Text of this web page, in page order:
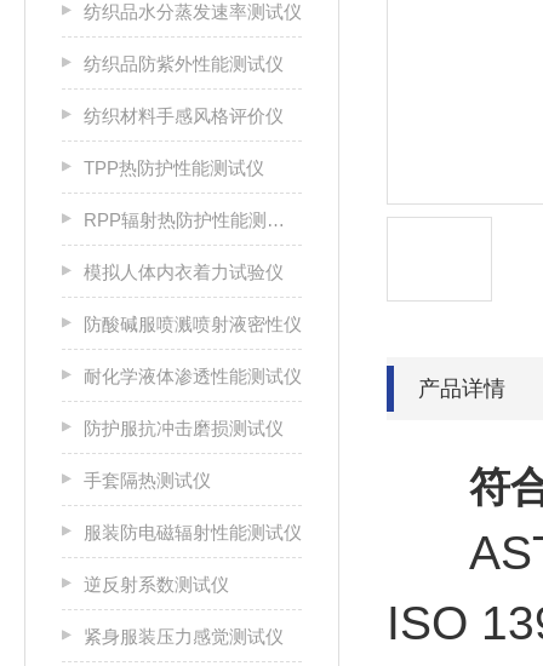
纺织品水分蒸发速率测试仪
纺织品防紫外性能测试仪
纺织材料手感风格评价仪
TPP热防护性能测试仪
RPP辐射热防护性能测试仪
模拟人体内衣着力试验仪
防酸碱服喷溅喷射液密性仪
耐化学液体渗透性能测试仪
防护服抗冲击磨损测试仪
手套隔热测试仪
服装防电磁辐射性能测试仪
逆反射系数测试仪
紧身服装压力感觉测试仪
产品详情
符合
ISO